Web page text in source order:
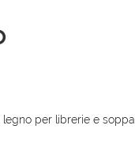
legno per librerie e